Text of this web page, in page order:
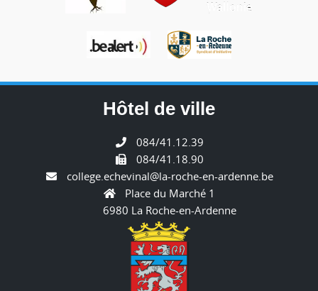
Hôtel de ville
084/41.12.39
084/41.18.90
college.echevinal@la-roche-en-ardenne.be
Place du Marché 1
6980 La Roche-en-Ardenne